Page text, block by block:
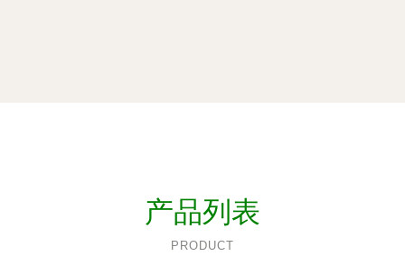
产品列表
PRODUCT